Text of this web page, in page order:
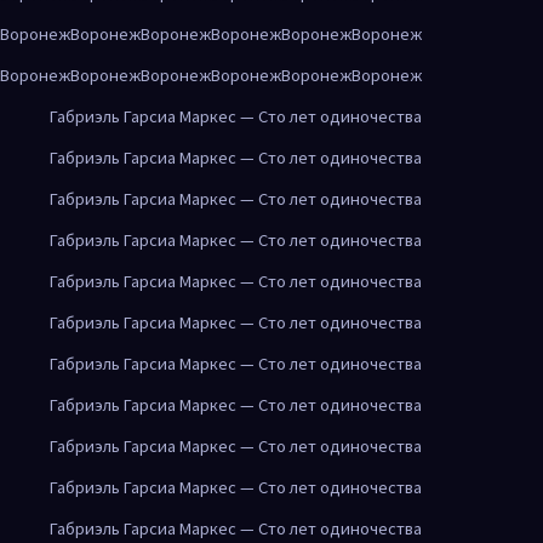
ВоронежВоронежВоронежВоронежВоронежВоронеж
ВоронежВоронежВоронежВоронежВоронежВоронеж
Габриэль Гарсиа Маркес — Сто лет одиночества
Габриэль Гарсиа Маркес — Сто лет одиночества
Габриэль Гарсиа Маркес — Сто лет одиночества
Габриэль Гарсиа Маркес — Сто лет одиночества
Габриэль Гарсиа Маркес — Сто лет одиночества
Габриэль Гарсиа Маркес — Сто лет одиночества
Габриэль Гарсиа Маркес — Сто лет одиночества
Габриэль Гарсиа Маркес — Сто лет одиночества
Габриэль Гарсиа Маркес — Сто лет одиночества
Габриэль Гарсиа Маркес — Сто лет одиночества
Габриэль Гарсиа Маркес — Сто лет одиночества